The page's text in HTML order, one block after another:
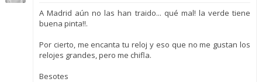
A Madrid aún no las han traido... qué mal! la verde tiene
buena pinta!!.
Por cierto, me encanta tu reloj y eso que no me gustan los
relojes grandes, pero me chifla.
Besotes